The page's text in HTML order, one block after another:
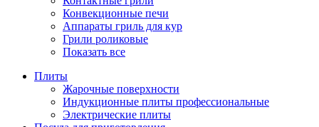
Конвекционные печи
Аппараты гриль для кур
Грили роликовые
Показать все
Плиты
Жарочные поверхности
Индукционные плиты профессиональные
Электрические плиты